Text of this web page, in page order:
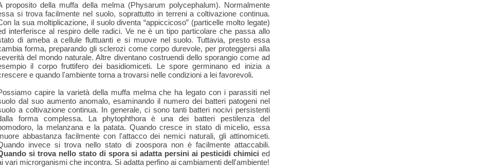
proposito della muffa della melma (Physarum polycephalum). Normalmente
si trova facilmente nel suolo, soprattutto in terreni a coltivazione continua.
la sua moltiplicazione, il suolo diventa “appiccicoso” (particelle molto legate)
interferisce al respiro delle radici. Ve ne è un tipo particolare che passa allo
di ameba a cellule fluttuanti e si muove nel suolo. Tuttavia, presto essa
forma, preparando gli sclerozi come corpo durevole, per proteggersi alla
del mondo naturale. Altre diventano costruendi dello sporangio come ad
il corpo fruttifero dei basidiomiceti. Le spore germinano ed inizia a
e quando l'ambiente torna a trovarsi nelle condizioni a lei favorevoli.
capire la varietà della muffa melma che ha legato con i parassiti nel
dal suo aumento anomalo, esaminando il numero dei batteri patogeni nel
a coltivazione continua. In generale, ci sono tanti batteri nocivi persistenti
forma complessa. La phytophthora è una dei batteri pestilenza del
la melanzana e la patata. Quando cresce in stato di micelio, essa
abbastanza facilmente con l'attacco dei nemici naturali, gli attinomiceti.
invece si trova nello stato di zoospora non è facilmente attaccabili.
si trova nello stato di spora si adatta persini ai pesticidi chimici ed
vari microrganismi che incontra. Si adatta perfino ai cambiamenti dell'ambiente!